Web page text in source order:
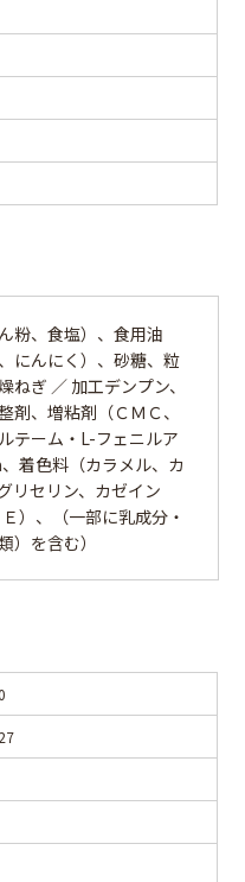
粉、食塩）、食用油
にんにく）、砂糖、粒
ぎ ／ 加工デンプン、
剤、増粘剤（ＣＭＣ、
テーム・L-フェニルア
着色料（カラメル、カ
リセリン、カゼイン
）、（一部に乳成分・
）を含む）